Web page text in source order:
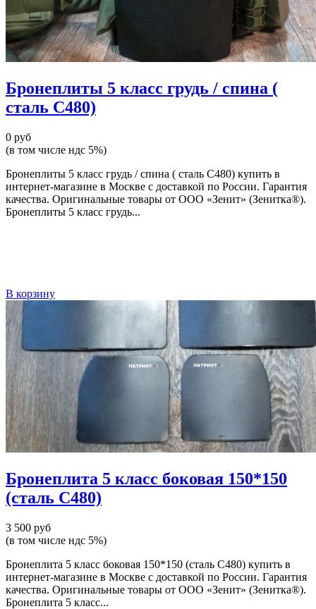
Бронеплиты 5 класс грудь / спина (
сталь С480)
0 руб
(в том числе ндс 5%)
Бронеплиты 5 класс грудь / спина ( сталь С480) купить в
интернет-магазине в Москве с доставкой по России. Гарантия
качества. Оригинальные товары от ООО «Зенит» (Зенитка®).
Бронеплиты 5 класс грудь...
В корзину
Бронеплита 5 класс боковая 150*150
(сталь С480)
3 500 руб
(в том числе ндс 5%)
Бронеплита 5 класс боковая 150*150 (сталь С480) купить в
интернет-магазине в Москве с доставкой по России. Гарантия
качества. Оригинальные товары от ООО «Зенит» (Зенитка®).
Бронеплита 5 класс...